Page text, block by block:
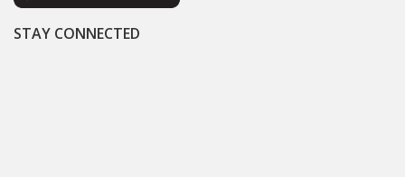
STAY CONNECTED